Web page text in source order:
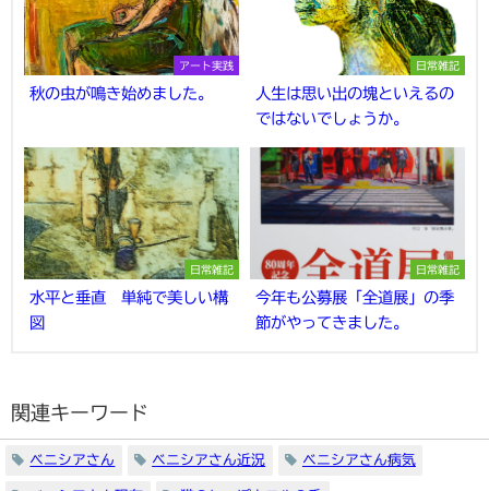
アート実践
秋の虫が鳴き始めました。
日常雑記
人生は思い出の塊といえるの
ではないでしょうか。
日常雑記
水平と垂直 単純で美しい構
図
日常雑記
今年も公募展「全道展」の季
節がやってきました。
関連キーワード
ベニシアさん ベニシアさん近況 ベニシアさん病気